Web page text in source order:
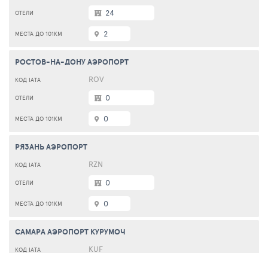
24
2
РОСТОВ-НА-ДОНУ АЭРОПОРТ
ROV
0
0
РЯЗАНЬ АЭРОПОРТ
RZN
0
0
САМАРА АЭРОПОРТ КУРУМОЧ
KUF